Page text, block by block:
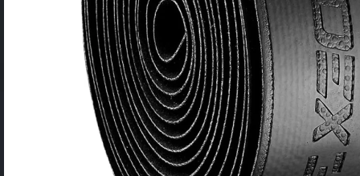
Велосипеды двухподвес
Велосипеды гравийные
Велосипеды
электрические
NEW
Велосипеды городские
Велосипеды складные
Шлема велосипедные
Замки для велосипеда
Сигналы для
Велоподножки
Крылья для
Кейсы для велосипедов